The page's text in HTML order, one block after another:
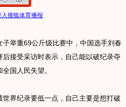
入搜狐体育播报
举重69公斤级比赛中，中国选手刘春
接受采访时表示，自己能以破纪录夺
国人民失望。
界纪录要低一点，自己主要是想打破